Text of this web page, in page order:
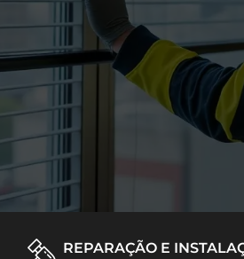
REPARAÇÃO E